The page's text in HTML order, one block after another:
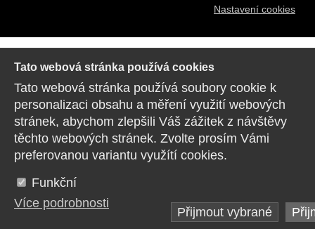
Nastavení cookies
Tato webová stránka používá cookies
Tato webová stránka používá soubory cookie k
personalizaci obsahu a měření využití webových
stránek, abychom zlepšili Váš zážitek z návštěvy
těchto webových stránek. Zvolte prosím Vámi
preferovanou variantu využítí cookies.
Funkční
Více podrobnosti
Přijmout vybrané